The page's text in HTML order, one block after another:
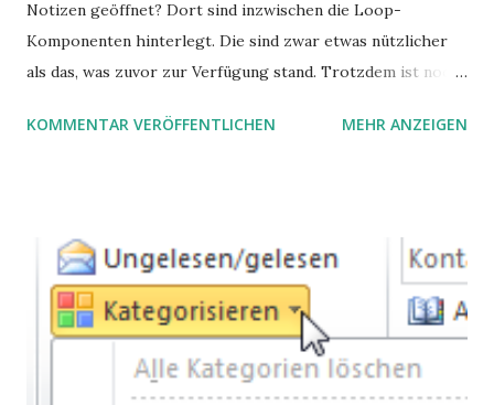
Notizen geöffnet? Dort sind inzwischen die Loop-
Komponenten hinterlegt. Die sind zwar etwas nützlicher
als das, was zuvor zur Verfügung stand. Trotzdem ist noch
Stolperfallen. Hier ein erster, kritischer Blick auf das was
KOMMENTAR VERÖFFENTLICHEN MEHR ANZEIGEN